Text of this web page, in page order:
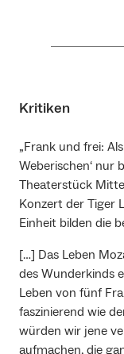
Kritiken
„Frank und frei:
Weberischen‘ nur
Theaterstück
Konzert der Tiger
Einheit bilden die
[…] Das Leben
des Wunderkinds
Leben von fünf
faszinierend wie
würden wir jene
aufmachen, die